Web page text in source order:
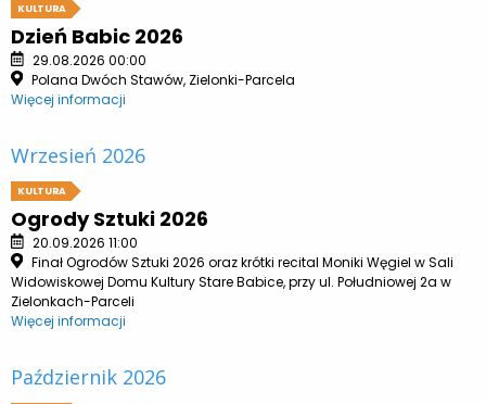
KULTURA
Dzień Babic 2026
29.08.2026 00:00
Polana Dwóch Stawów, Zielonki-Parcela
Więcej informacji
Wrzesień 2026
KULTURA
Ogrody Sztuki 2026
20.09.2026 11:00
Finał Ogrodów Sztuki 2026 oraz krótki recital Moniki Węgiel w Sali
Widowiskowej Domu Kultury Stare Babice, przy ul. Południowej 2a w
Zielonkach-Parceli
Więcej informacji
Październik 2026